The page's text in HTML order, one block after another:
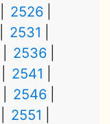
2526
2531
2536
2541
2546
2551